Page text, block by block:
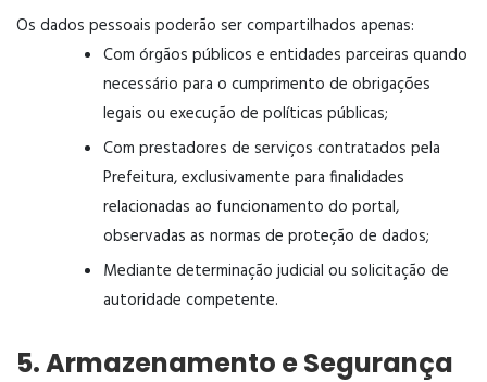
Os dados pessoais poderão ser compartilhados apenas:
Com órgãos públicos e entidades parceiras quando
necessário para o cumprimento de obrigações
legais ou execução de políticas públicas;
Com prestadores de serviços contratados pela
Prefeitura, exclusivamente para finalidades
relacionadas ao funcionamento do portal,
observadas as normas de proteção de dados;
Mediante determinação judicial ou solicitação de
autoridade competente.
5. Armazenamento e Segurança